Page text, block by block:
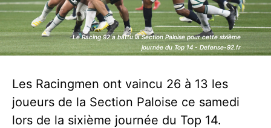
Le Racing 92 a battu la Section Paloise pour cette sixième
journée du Top 14 - Defense-92.fr
Le Racing 92 a battu la Section Paloise pour cette sixième
journée du Top 14 - Defense-92.fr
Les Racingmen ont vaincu 26 à 13 les
joueurs de la Section Paloise ce samedi
lors de la sixième journée du Top 14.